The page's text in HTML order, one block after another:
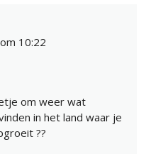
10:22
om weer wat
in het land waar je
??